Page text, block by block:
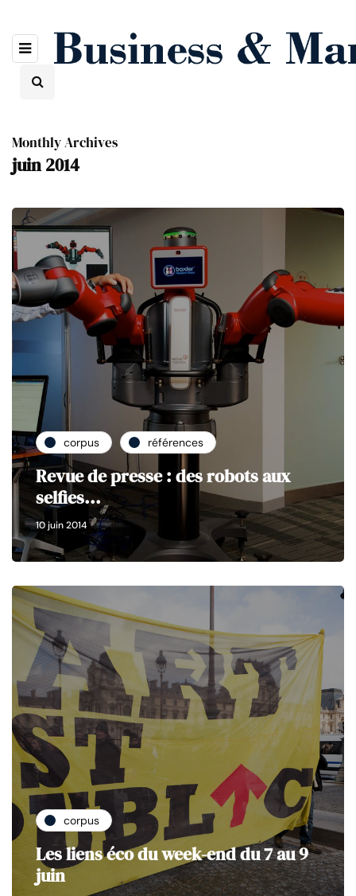
Monthly Archives
juin 2014
corpus références
Revue de presse : des robots aux
selfies...
10 juin 2014
corpus
Les liens éco du week-end du 7 au 9
juin